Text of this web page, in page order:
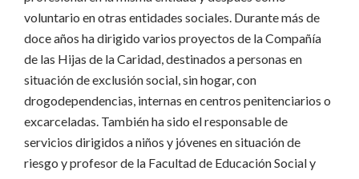
voluntario en otras entidades sociales. Durante más de
doce años ha dirigido varios proyectos de la Compañía
de las Hijas de la Caridad, destinados a personas en
situación de exclusión social, sin hogar, con
drogodependencias, internas en centros penitenciarios o
excarceladas. También ha sido el responsable de
servicios dirigidos a niños y jóvenes en situación de
riesgo y profesor de la Facultad de Educación Social y